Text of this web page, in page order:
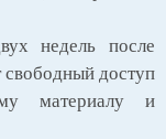
недель после
свободный доступ
материалу и